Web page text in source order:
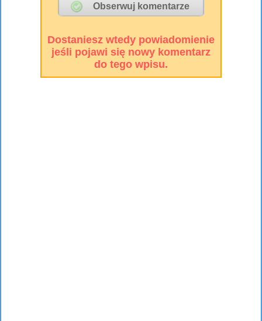
Dostaniesz wtedy powiadomienie
jeśli pojawi się nowy komentarz
do tego wpisu.